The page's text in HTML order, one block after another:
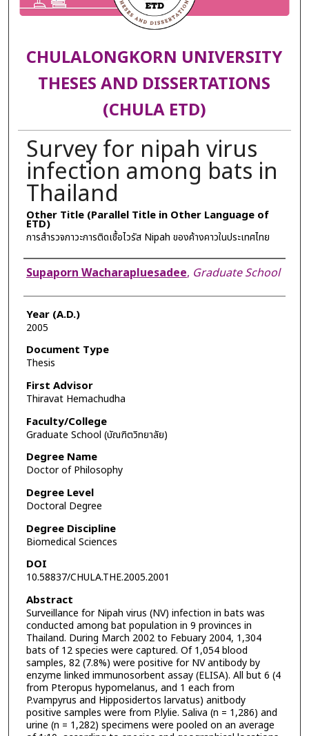
CHULALONGKORN UNIVERSITY
THESES AND DISSERTATIONS
(CHULA ETD)
Survey for nipah virus
infection among bats in
Thailand
Other Title (Parallel Title in Other Language of
ETD)
การสำรวจภาวะการติดเชื้อไวรัส Nipah ของค้างคาวในประเทศไทย
Author
Supaporn Wacharapluesadee, Graduate School
Year (A.D.)
2005
Document Type
Thesis
First Advisor
Thiravat Hemachudha
Faculty/College
Graduate School (บัณฑิตวิทยาลัย)
Degree Name
Doctor of Philosophy
Degree Level
Doctoral Degree
Degree Discipline
Biomedical Sciences
DOI
10.58837/CHULA.THE.2005.2001
Abstract
Surveillance for Nipah virus (NV) infection in bats was
conducted among bat population in 9 provinces in
Thailand. During March 2002 to Febuary 2004, 1,304
bats of 12 species were captured. Of 1,054 blood
samples, 82 (7.8%) were positive for NV antibody by
enzyme linked immunosorbent assay (ELISA). All but 6 (4
from Pteropus hypomelanus, and 1 each from
P.vampyrus and Hipposidertos larvatus) anitbody
positive samples were from P.lylie. Saliva (n = 1,286) and
urine (n = 1,282) specimens were pooled on an average